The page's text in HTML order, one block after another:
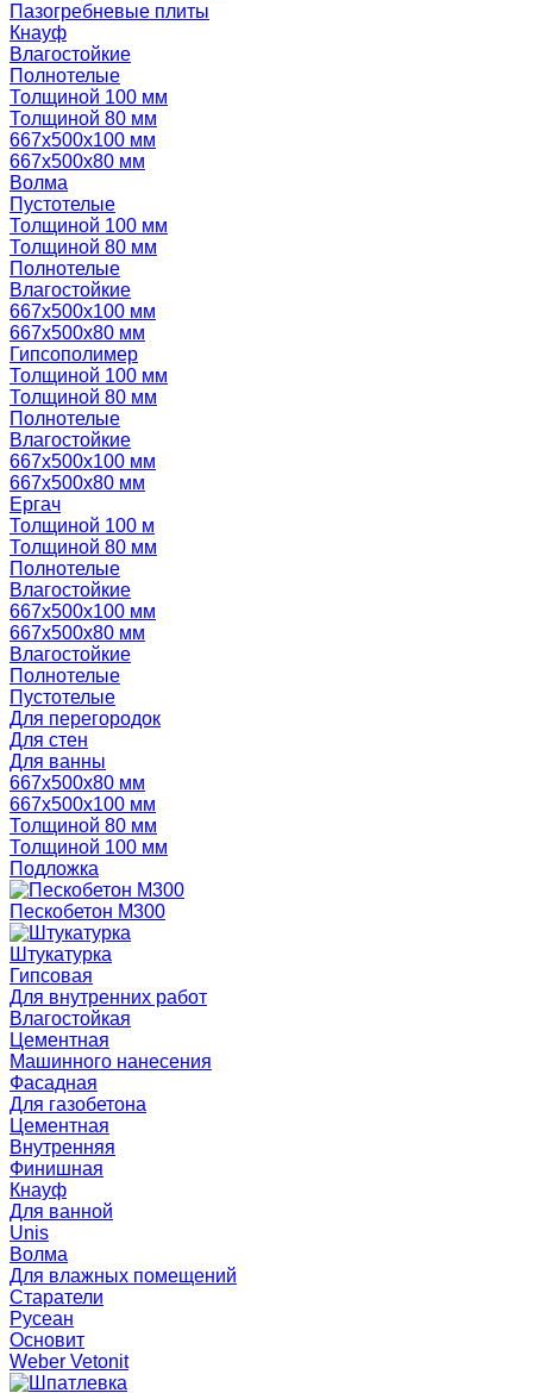
Пазогребневые плиты
Кнауф
Влагостойкие
Полнотелые
Толщиной 100 мм
Толщиной 80 мм
667х500х100 мм
667х500х80 мм
Волма
Пустотелые
Толщиной 100 мм
Толщиной 80 мм
Полнотелые
Влагостойкие
667х500х100 мм
667х500х80 мм
Гипсополимер
Толщиной 100 мм
Толщиной 80 мм
Полнотелые
Влагостойкие
667х500х100 мм
667х500х80 мм
Ергач
Толщиной 100 м
Толщиной 80 мм
Полнотелые
Влагостойкие
667х500х100 мм
667х500х80 мм
Влагостойкие
Полнотелые
Пустотелые
Для перегородок
Для стен
Для ванны
667х500х80 мм
667х500х100 мм
Толщиной 80 мм
Толщиной 100 мм
Подложка
Пескобетон М300
Штукатурка
Гипсовая
Для внутренних работ
Влагостойкая
Цементная
Машинного нанесения
Фасадная
Для газобетона
Цементная
Внутренняя
Финишная
Кнауф
Для ванной
Unis
Волма
Для влажных помещений
Старатели
Русеан
Основит
Weber Vetonit